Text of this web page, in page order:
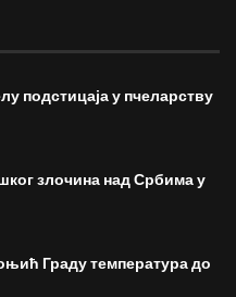
подстицаја у пчеларству
злочина над Србима у
Граду температура до